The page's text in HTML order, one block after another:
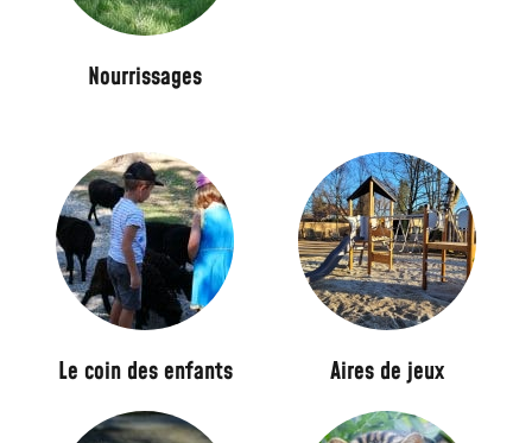
Nourrissages
Le coin des enfants Aires de jeux